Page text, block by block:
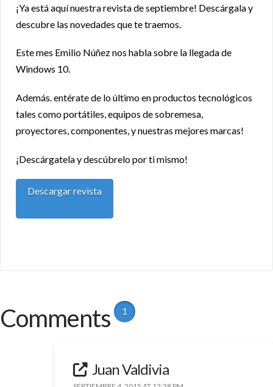
¡Ya está aquí nuestra revista de septiembre! Descárgala y
descubre las novedades que te traemos.
Este mes Emilio Núñez nos habla sobre la llegada de
Windows 10.
Además. entérate de lo último en productos tecnológicos
tales como portátiles, equipos de sobremesa,
proyectores, componentes, y nuestras mejores marcas!
¡Descárgatela y descúbrelo por ti mismo!
Descargar revista
Comments 1
Juan Valdivia